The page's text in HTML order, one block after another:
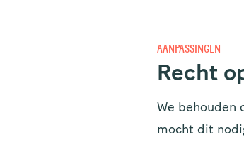
AANPASSINGEN
Recht
We behouden
mocht dit